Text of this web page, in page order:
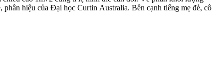
hiệu của Đại học Curtin Australia. Bên cạnh tiếng mẹ đẻ, cô